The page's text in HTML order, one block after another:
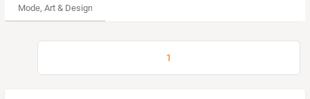
Mode, Art & Design
1